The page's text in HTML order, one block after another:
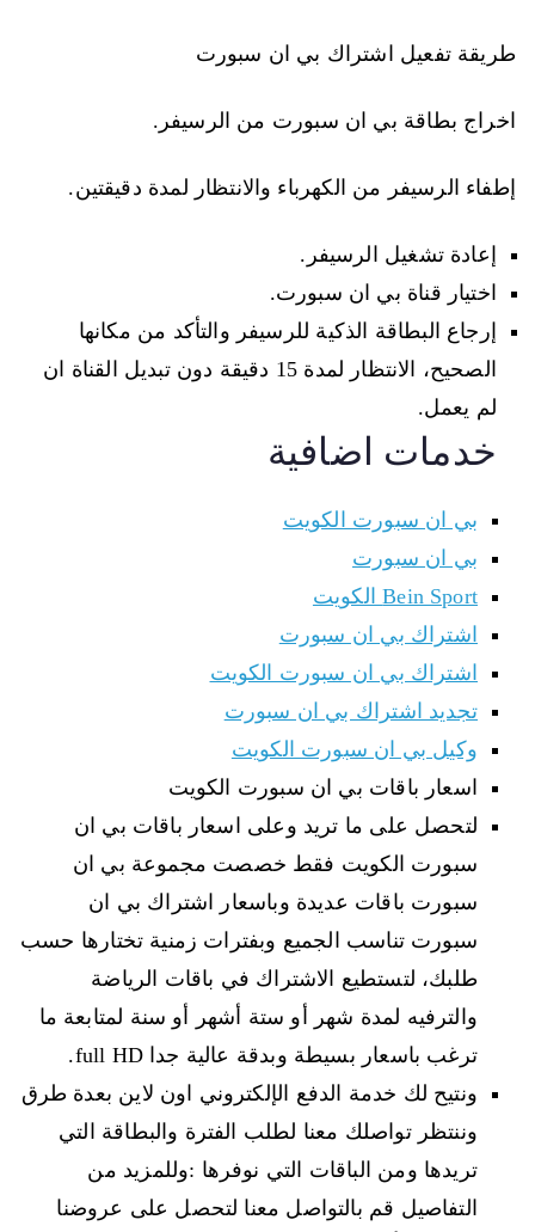
طريقة تفعيل اشتراك بي ان سبورت
اخراج بطاقة بي ان سبورت من الرسيفر.
إطفاء الرسيفر من الكهرباء والانتظار لمدة دقيقتين.
إعادة تشغيل الرسيفر.
اختيار قناة بي ان سبورت.
إرجاع البطاقة الذكية للرسيفر والتأكد من مكانها
الصحيح، الانتظار لمدة 15 دقيقة دون تبديل القناة ان
لم يعمل.
خدمات اضافية
بي ان سبورت الكويت
بي ان سبورت
Bein Sport الكويت
اشتراك بي ان سبورت
اشتراك بي ان سبورت الكويت
تجديد اشتراك بي ان سبورت
وكيل بي ان سبورت الكويت
اسعار باقات بي ان سبورت الكويت
لتحصل على ما تريد وعلى اسعار باقات بي ان
سبورت الكويت فقط خصصت مجموعة بي ان
سبورت باقات عديدة وباسعار اشتراك بي ان
سبورت تناسب الجميع وبفترات زمنية تختارها حسب
طلبك، لتستطيع الاشتراك في باقات الرياضة
والترفيه لمدة شهر أو ستة أشهر أو سنة لمتابعة ما
ترغب باسعار بسيطة وبدقة عالية جدا full HD.
ونتيح لك خدمة الدفع الإلكتروني اون لاين بعدة طرق
وننتظر تواصلك معنا لطلب الفترة والبطاقة التي
تريدها ومن الباقات التي نوفرها :وللمزيد من
التفاصيل قم بالتواصل معنا لتحصل على عروضنا